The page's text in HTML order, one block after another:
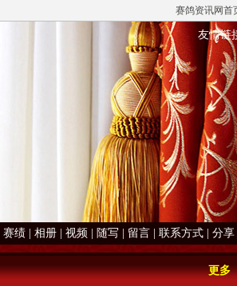
赛鸽资讯网首
友情链
赛绩 相册 视频 随写 留言 联系方式 分享
更多